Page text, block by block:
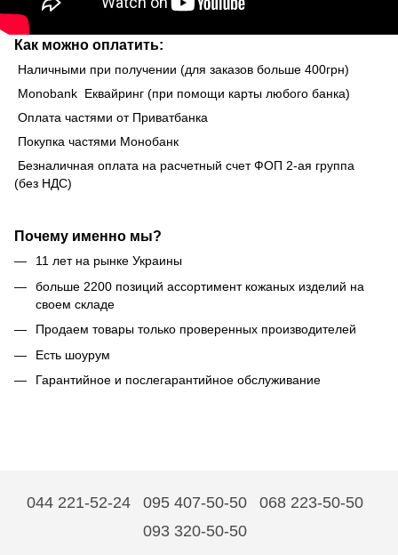
Как можно оплатить:
Наличными при получении (для заказов больше 400грн)
Monobank Еквайринг (при помощи карты любого банка)
Оплата частями от Приватбанка
Покупка частями Монобанк
Безналичная оплата на расчетный счет ФОП 2-ая группа
(без НДС)
Почему именно мы?
11 лет на рынке Украины
больше 2200 позиций ассортимент кожаных изделий на
своем складе
Продаем товары только проверенных производителей
Есть шоурум
Гарантийное и послегарантийное обслуживание
044 221-52-24 095 407-50-50
068 223-50-50
093 320-50-50